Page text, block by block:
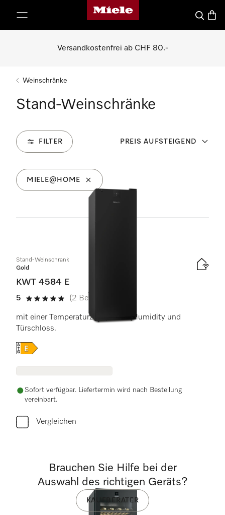
Miele-Homepage
Suche
Versandkostenfrei ab CHF 80.-
Weinschränke
Stand-Weinschränke
FILTER PREIS AUFSTEIGEND
MIELE@HOME
Stand-Weinschrank
Gold
KWT 4584 E
5
5 von 5 Sternen
(2 Bewertungen)
mit einer Temperaturzone, ActiveHumidity und
Türschloss.
Onlinelabel Image, Energielabel
Sofort verfügbar. Liefertermin wird nach Bestellung
vereinbart.
Vergleichen
Brauchen Sie Hilfe bei der
Auswahl des richtigen Geräts?
KAUFBERATER